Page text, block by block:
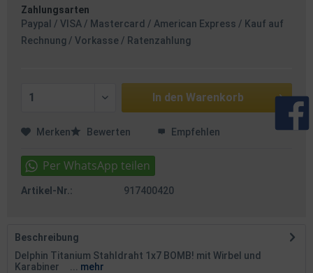
Zahlungsarten
Paypal / VISA / Mastercard / American Express / Kauf auf
Rechnung / Vorkasse / Ratenzahlung
In den Warenkorb
Merken Bewerten Empfehlen
Artikel-Nr.: 917400420
Beschreibung
Delphin Titanium Stahldraht 1x7 BOMB! mit Wirbel und
Karabiner ...
mehr